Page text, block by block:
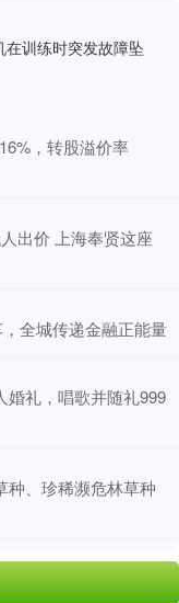
训练时突发故障坠
，转股溢价率
出价 上海奉贤这座
全城传递金融正能量
婚礼，唱歌并随礼999
种、珍稀濒危林草种